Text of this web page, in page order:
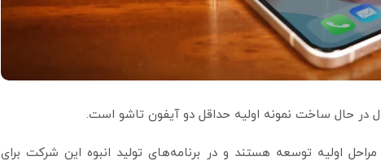
حال ساخت نمونه اولیه حداقل دو آیفون تاشو است.
اولیه توسعه هستند و در برنامه‌های تولید انبوه این شرکت برای